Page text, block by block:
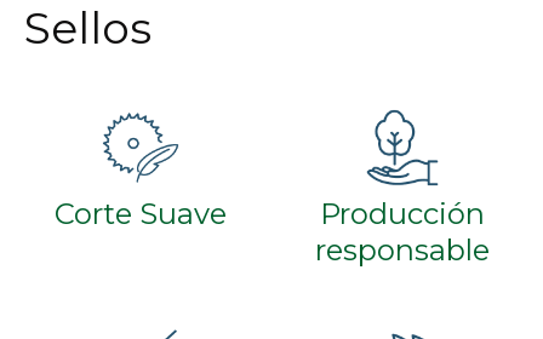
Sellos
Corte Suave
Producción
responsable